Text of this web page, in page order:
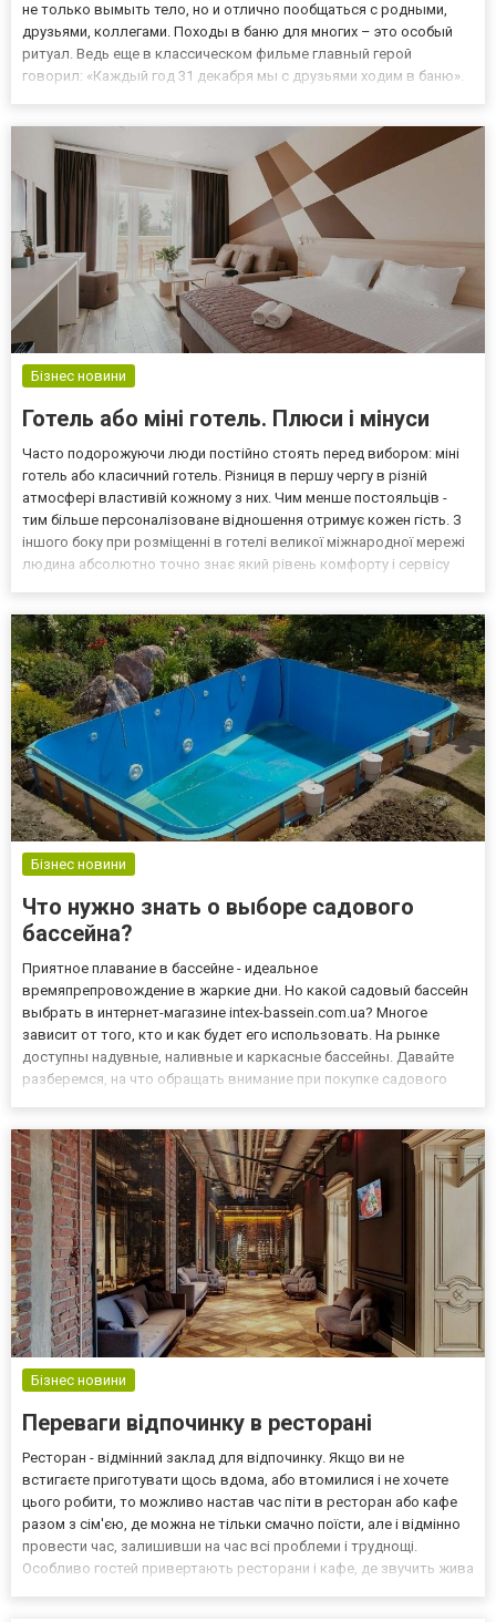
не только вымыть тело, но и отлично пообщаться с родными,
друзьями, коллегами. Походы в баню для многих – это особый
ритуал. Ведь еще в классическом фильме главный герой
говорил: «Каждый год 31 декабря мы с друзьями ходим в баню».
подарок д...
Бізнес новини
Готель або міні готель. Плюси і мінуси
Часто подорожуючи люди постійно стоять перед вибором: міні
готель або класичний готель. Різниця в першу чергу в різній
атмосфері властивій кожному з них. Чим менше постояльців -
тим більше персоналізоване відношення отримує кожен гість. З
іншого боку при розміщенні в готелі великої міжнародної мережі
людина абсолютно точно знає який рівень комфорту і сервісу
Бізнес новини
Что нужно знать о выборе садового
бассейна?
Приятное плавание в бассейне - идеальное
времяпрепровождение в жаркие дни. Но какой садовый бассейн
выбрать в интернет-магазине intex-bassein.com.ua? Многое
зависит от того, кто и как будет его использовать. На рынке
доступны надувные, наливные и каркасные бассейны. Давайте
разберемся, на что обращать внимание при покупке садового
безусловно, ст...
Бізнес новини
Переваги відпочинку в ресторані
Ресторан - відмінний заклад для відпочинку. Якщо ви не
встигаєте приготувати щось вдома, або втомилися і не хочете
цього робити, то можливо настав час піти в ресторан або кафе
разом з сім'єю, де можна не тільки смачно поїсти, але і відмінно
провести час, залишивши на час всі проблеми і труднощі.
Особливо гостей привертають ресторани і кафе, де звучить жива